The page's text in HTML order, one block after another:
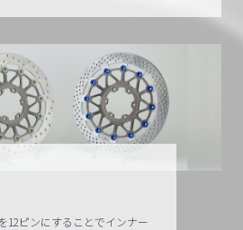
12ピンにすることでインナー